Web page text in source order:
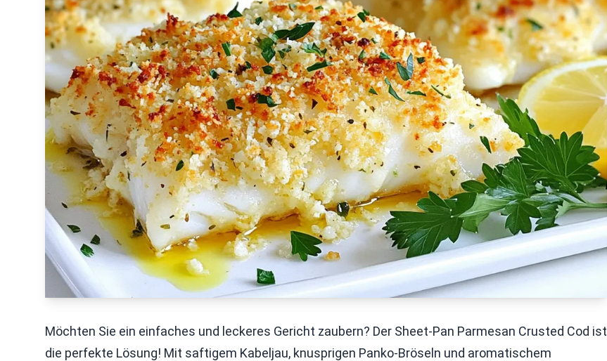
Möchten Sie ein einfaches und leckeres Gericht zaubern? Der Sheet-Pan Parmesan Crusted Cod ist
die perfekte Lösung! Mit saftigem Kabeljau, knusprigen Panko-Bröseln und aromatischem